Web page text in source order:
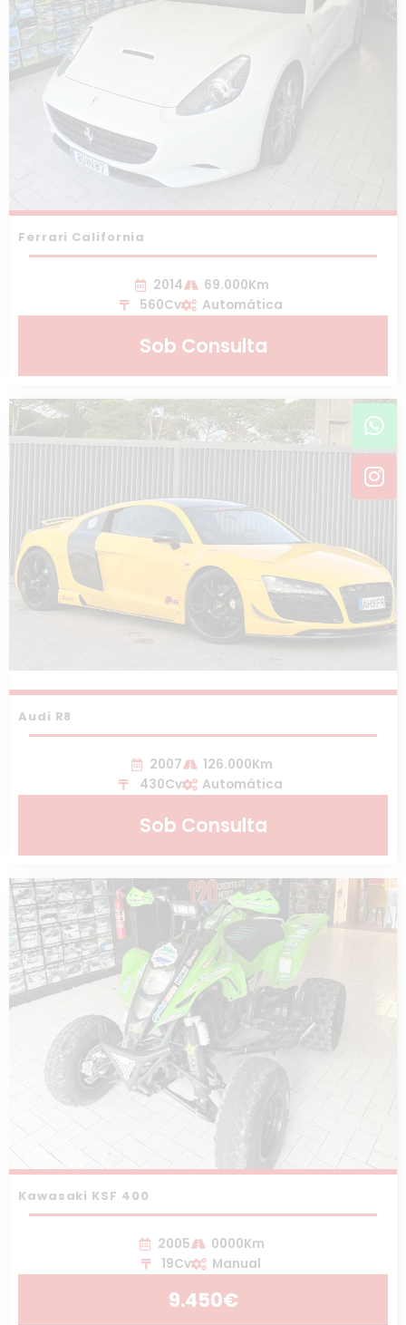
Ferrari California
2014
69.000Km
560Cv
Automática
Sob Consulta
Audi R8
2007
126.000Km
430Cv
Automática
Sob Consulta
Kawasaki KSF 400
2005
0000Km
19Cv
Manual
9.450€